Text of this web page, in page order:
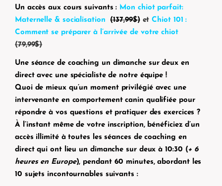
Un accès aux cours suivants : Mon chiot parfait:
Maternelle & socialisation
(137,99$)etChiot 101 :
Comment se préparer à l’arrivée de votre chiot
(79,99$)
Une séance decoaching un dimanche sur deux en
d irect avec une spécialiste de notre équipe !
Quoi de mieux qu’un moment privilégié avec une
intervenante en comportement canin qualifiée pour
répondre à vos questions et pratiquer des exercices ?
À l’instant même de votre inscription, bénéficiez d’un
accès illimité à toutes les séances de coaching en
direct qui ont lieu un dimanche sur deux à 10:30 (+ 6
heures en Europe), pendant 60 minutes, abordant les
10 sujets incontournables suivants :